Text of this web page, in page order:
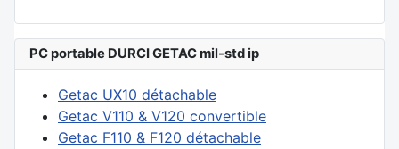
PC portable DURCI GETAC mil-std ip
Getac UX10 détachable
Getac V110 & V120 convertible
Getac F110 & F120 détachable